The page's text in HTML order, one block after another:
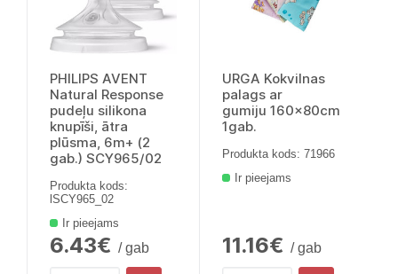
PHILIPS AVENT
Natural Response
pudeļu silikona
knupīši, ātra
plūsma, 6m+ (2
gab.) SCY965/02
Produkta kods:
lSCY965_02
Ir pieejams
6.43€ / gab
URGA Kokvilnas
palags ar
gumiju 160x80cm
1gab.
Produkta kods: 71966
Ir pieejams
11.16€ / gab